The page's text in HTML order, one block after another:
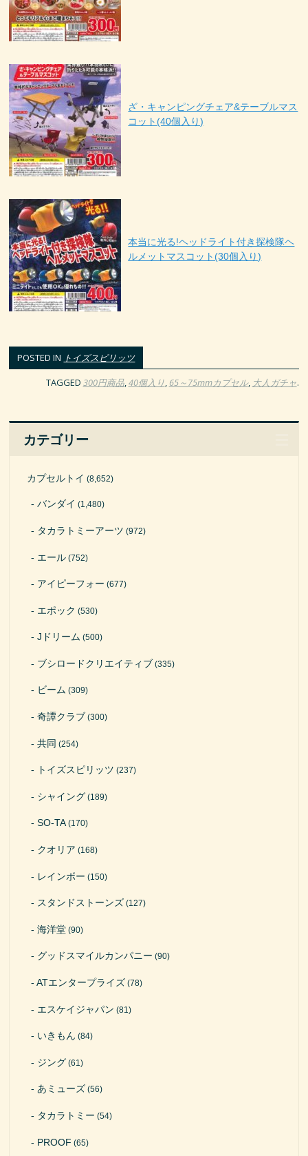
ざ・キャンピングチェア&テーブルマス
コット(40個入り)
本当に光る!ヘッドライト付き探検隊ヘ
ルメットマスコット(30個入り)
POSTED IN トイズスピリッツ
TAGGED 300円商品,40個入り, 65～75mmカプセル, 大人ガチャ.
カテゴリー
カプセルトイ (8,652)
バンダイ (1,480)
タカラトミーアーツ (972)
エール (752)
アイピーフォー (677)
エポック (530)
Jドリーム (500)
ブシロードクリエイティブ (335)
ビーム (309)
奇譚クラブ (300)
共同 (254)
トイズスピリッツ (237)
シャイング (189)
SO-TA(170)
クオリア (168)
レインボー (150)
スタンドストーンズ (127)
海洋堂 (90)
グッドスマイルカンパニー (90)
ATエンタープライズ (78)
エスケイジャパン (81)
いきもん (84)
ジング (61)
あミューズ (56)
タカラトミー (54)
PROOF (65)